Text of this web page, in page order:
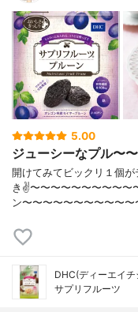
5.00
ジューシーなプル〜
開けてみてビックリ１個が
き✌️〜〜〜〜〜〜〜〜〜〜
ン〜〜〜〜〜〜〜〜〜〜
DHC(ディーエイチ
サプリフルーツ